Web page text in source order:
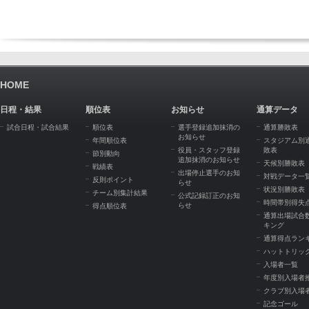
HOME
日程・結果
試合日程・試合結果
順位表
順位表
年間順位表
節別動向
戦績表
反則ポイント
チーム別集計結果
得点順位表
お知らせ
選手登録追加抹消の
お知らせ
役員・スタッフ登録
追加抹消のお知らせ
出場停止選手のお知
らせ
公式記録訂正のお知
らせ
通算データ
通算勝敗表
スタジアム別
敗表
天候別勝敗表
対戦データ一
状況別勝敗表
時間帯別得失
通算出場試合
キング
通算得点ラン
ハットトリッ
入場者一覧
年度別入場者
クラブ別入場
記念ゴール